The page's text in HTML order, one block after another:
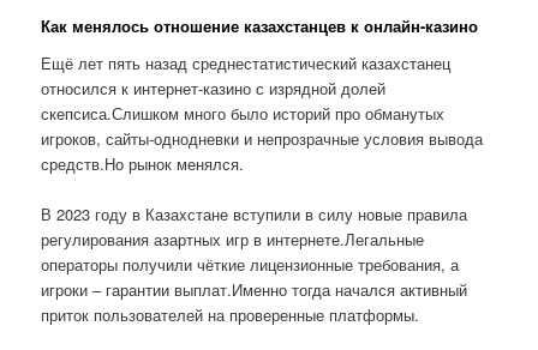
Как менялось отношение казахстанцев к онлайн-казино
Ещё лет пять назад среднестатистический казахстанец
относился к интернет-казино с изрядной долей
скепсиса.Слишком много было историй про обманутых
игроков, сайты-однодневки и непрозрачные условия вывода
средств.Но рынок менялся.
В 2023 году в Казахстане вступили в силу новые правила
регулирования азартных игр в интернете.Легальные
операторы получили чёткие лицензионные требования, а
игроки – гарантии выплат.Именно тогда начался активный
приток пользователей на проверенные платформы.